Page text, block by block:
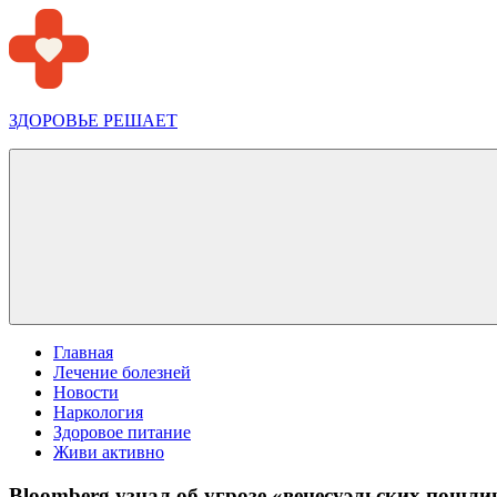
Перейти
к
содержимому
ЗДОРОВЬЕ РЕШАЕТ
Меню
Главная
Лечение болезней
Новости
Наркология
Здоровое питание
Живи активно